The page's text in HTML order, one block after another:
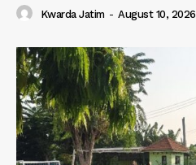
Kwarda Jatim - August 10, 2026